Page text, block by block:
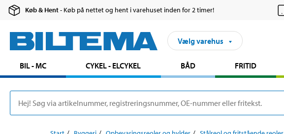
Køb & Hent- Køb på nettet og hent i varehuset inden for 2 timer!
Vælg varehus
BIL - MC CYKEL - ELCYKEL BÅD FRITID